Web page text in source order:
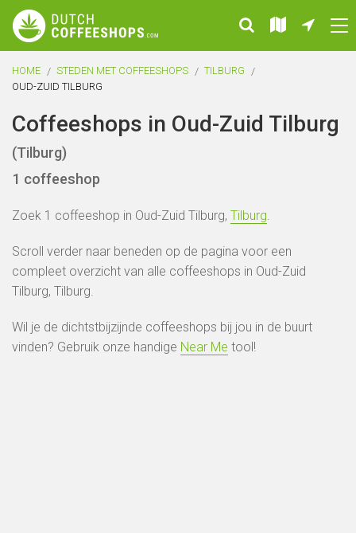
HOME STEDEN MET COFFEESHOPS
TILBURG
OUD-ZUID TILBURG
Coffeeshops in Oud-Zuid Tilburg
(Tilburg)
1 coffeeshop
Zoek 1 coffeeshop in Oud-Zuid Tilburg, Tilburg.
Scroll verder naar beneden op de pagina voor een
compleet overzicht van alle coffeeshops in Oud-Zuid
Tilburg, Tilburg.
Wil je de dichtstbijzijnde coffeeshops bij jou in de buurt
vinden? Gebruik onze handige Near Me tool!